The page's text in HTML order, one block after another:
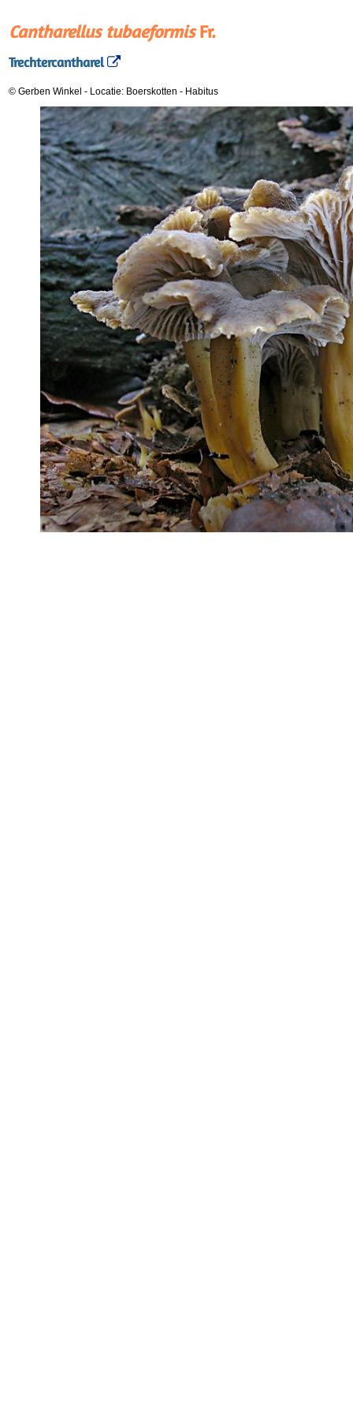
Cantharellus tubaeformisFr.
Trechtercantharel
© Gerben Winkel - Locatie: Boerskotten - Habitus